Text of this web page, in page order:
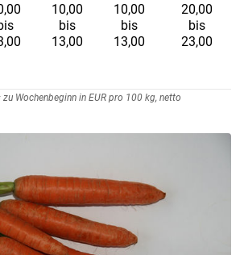
10,00
bis
13,00
10,00
bis
13,00
20,00
bis
23,00
Wochenbeginn in EUR pro 100 kg, netto